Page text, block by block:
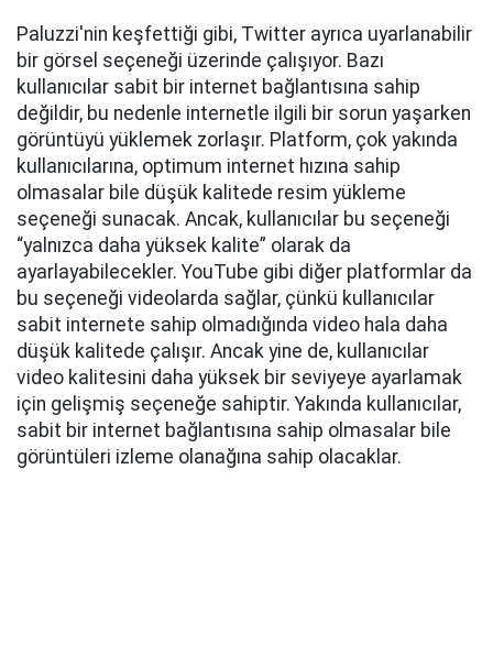
Paluzzi'nin keşfettiği gibi, Twitter ayrıca uyarlanabilir
bir görsel seçeneği üzerinde çalışıyor. Bazı
kullanıcılar sabit bir internet bağlantısına sahip
değildir, bu nedenle internetle ilgili bir sorun yaşarken
görüntüyü yüklemek zorlaşır. Platform, çok yakında
kullanıcılarına, optimum internet hızına sahip
olmasalar bile düşük kalitede resim yükleme
seçeneği sunacak. Ancak, kullanıcılar bu seçeneği
“yalnızca daha yüksek kalite” olarak da
ayarlayabilecekler. YouTube gibi diğer platformlar da
bu seçeneği videolarda sağlar, çünkü kullanıcılar
sabit internete sahip olmadığında video hala daha
düşük kalitede çalışır. Ancak yine de, kullanıcılar
video kalitesini daha yüksek bir seviyeye ayarlamak
için gelişmiş seçeneğe sahiptir. Yakında kullanıcılar,
sabit bir internet bağlantısına sahip olmasalar bile
görüntüleri izleme olanağına sahip olacaklar.